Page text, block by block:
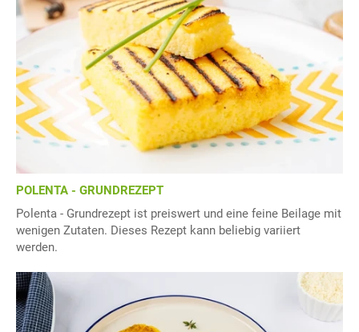
POLENTA - GRUNDREZEPT
Polenta - Grundrezept ist preiswert und eine feine Beilage mit
wenigen Zutaten. Dieses Rezept kann beliebig variiert
werden.